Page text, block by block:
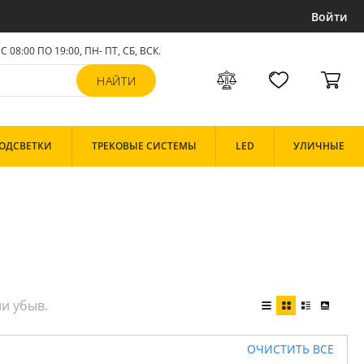
Войти
С 08:00 ПО 19:00, ПН- ПТ,СБ, ВСК.
ТРЕКОВЫЕ СИСТЕМЫ LED УЛИЧНЫЕ
ОЧИСТИТЬ ВСЕ